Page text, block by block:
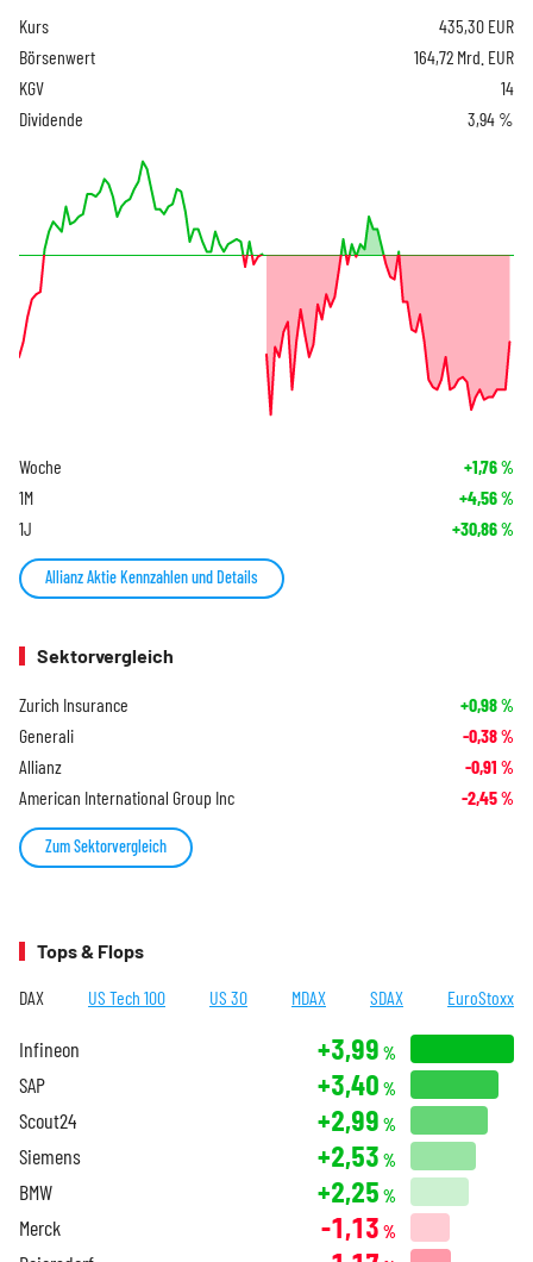
Kurs 435,30 EUR
Börsenwert
164,72 Mrd. EUR
KGV
14
Dividende
3,94 %
Woche +1,76%
1M +4,56%
1J +30,86%
Allianz Aktie Kennzahlen und Details
Sektorvergleich
Zurich Insurance +0,98%
Generali -0,38%
Allianz -0,91 %
American International Group Inc -2,45%
Zum Sektorvergleich
Tops & Flops
DAX US Tech 100 US 30 MDAX SDAX EuroStoxx
Infineon +3,99 %
SAP +3,40 %
Scout24 +2,99 %
Siemens +2,53 %
BMW +2,25 %
Merck -1,13 %